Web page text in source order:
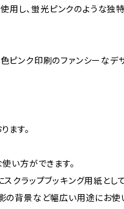
用し、蛍光ピンクのような独
ピンク印刷のファンシーなデ
ます。
い方ができます。
クラップブッキング用紙として
の背景など幅広い用途にお使